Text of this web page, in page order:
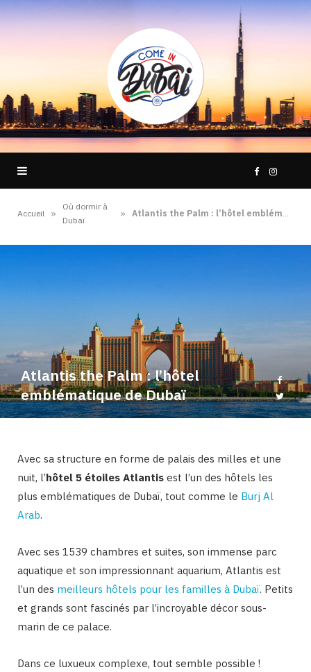
F
c
o
I
s
r
m
Accueil »
Où dormir à
Dubaï
» Atlantis the Palm : l’hôtel emblématique de Dubaï
Atlantis the Palm : l’hôtel
emblématique de Dubaï
Avec sa structure en forme de palais des milles et une
nuit, l’hôtel 5 étoiles Atlantis est l’un des hôtels les
plus emblématiques de Dubaï, tout comme le Burj Al
Arab.
Avec ses 1539 chambres et suites, son immense parc
aquatique et son impressionnant aquarium, Atlantis est
l’un des meilleurs hôtels pour les familles à Dubaï. Petits
et grands sont fascinés par l’incroyable décor sous-
marin de ce palace.
Dans ce luxueux complexe, tout semble possible !